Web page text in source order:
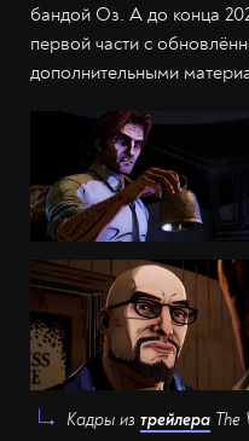
бандой Оз. А до конца
первой части с
дополнительными
Кадры из трейлера The